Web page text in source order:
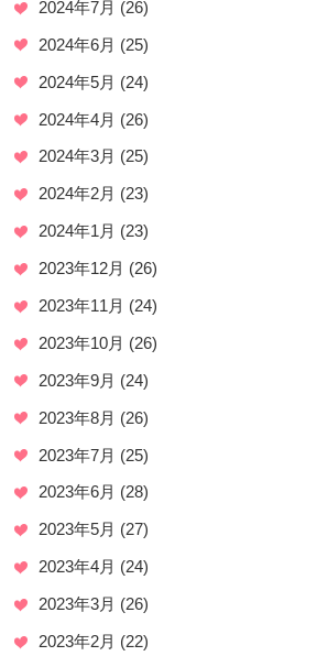
2024年7月 (26)
2024年6月 (25)
2024年5月 (24)
2024年4月 (26)
2024年3月 (25)
2024年2月 (23)
2024年1月 (23)
2023年12月 (26)
2023年11月 (24)
2023年10月 (26)
2023年9月 (24)
2023年8月 (26)
2023年7月 (25)
2023年6月 (28)
2023年5月 (27)
2023年4月 (24)
2023年3月 (26)
2023年2月 (22)